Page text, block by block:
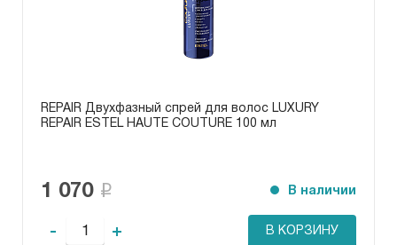
REPAIR Двухфазный спрей для волос LUXURY
REPAIR ESTEL HAUTE COUTURE 100 мл
1 070 В наличии
- + В КОРЗИНУ